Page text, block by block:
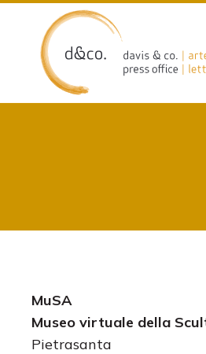
content
MuSA
Museo virtuale della
Pietrasanta